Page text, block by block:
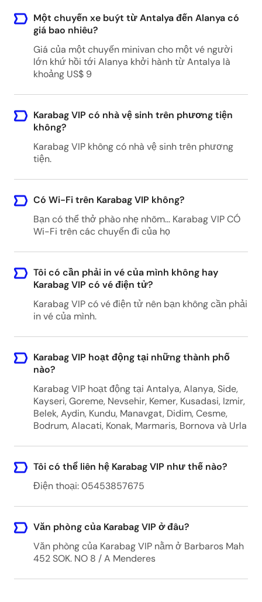
Aydin - Any hotel
Aydin, Turkey
Kayseri Airport (ASR)
Kocasinan/Kayseri, Turkey
Goreme, Nevsehir Merkez/Nevsehir, Turkey
Kayseri - Any hotel
Nevsehir - Any hotel
Nevsehir, Nevsehir Merkez/Nevsehir, Turkey
Antalya - Any hotel
Antalya, Turkey
Nevsehir Kapadokya Airport (NAV)
Nevsehir Kapadokya Airport, Nevşehir
Gülşehir/Nevşehir, Turkey
Antalya Airport, Yeşilköy, 07230
Muratpaşa/Antalya, Türkiye
Một chuyến xe buýt từ Antalya đến Alanya có
giá bao nhiêu?
Giá của một chuyến minivan cho một vé người
lớn khứ hồi tới Alanya khởi hành từ Antalya là
khoảng US$ 9
Karabag VIP có nhà vệ sinh trên phương tiện
không?
Karabag VIP không có nhà vệ sinh trên phương
tiện.
Có Wi-Fi trên Karabag VIP không?
Bạn có thể thở phào nhẹ nhõm... Karabag VIP CÓ
Wi-Fi trên các chuyến đi của họ
Tôi có cần phải in vé của mình không hay
Karabag VIP có vé điện tử?
Karabag VIP có vé điện tử nên bạn không cần phải
in vé của mình.
Karabag VIP hoạt động tại những thành phố
nào?
Karabag VIP hoạt động tại Antalya, Alanya, Side,
Kayseri, Goreme, Nevsehir, Kemer, Kusadasi, Izmir,
Belek, Aydin, Kundu, Manavgat, Didim, Cesme,
Bodrum, Alacati, Konak, Marmaris, Bornova và Urla
Tôi có thể liên hệ Karabag VIP như thế nào?
Điện thoại: 05453857675
Văn phòng của Karabag VIP ở đâu?
Văn phòng của Karabag VIP nằm ở Barbaros Mah
452 SOK. NO 8 / A Menderes